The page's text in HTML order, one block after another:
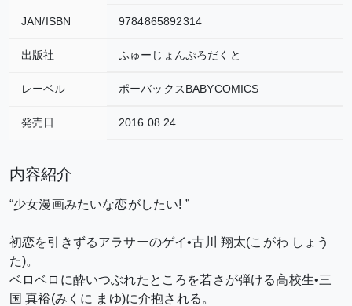
JAN/ISBN 9784865892314
出版社 ふゅーじょんぷろだくと
レーベル ポーバックスBABYCOMICS
発売日 2016.08.24
内容紹介
“少女漫画みたいな恋がしたい! ”
初恋を引きずるアラサーのゲイ•古川 翔太(こがわ しょう
た)。
ベロベロに酔いつぶれたところを若さが弾ける高校生•三
国 真裕(みくに まゆ)に介抱される。